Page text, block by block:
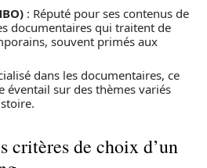
: Réputé pour ses contenus de
documentaires qui traitent de
souvent primés aux
dans les documentaires, ce
éventail sur des thèmes variés
critères de choix d’un